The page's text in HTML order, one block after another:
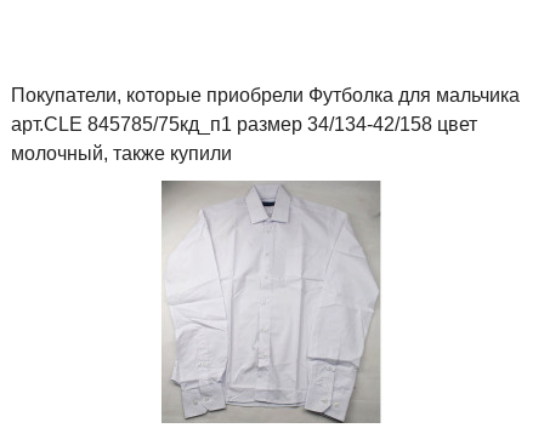
Покупатели, которые приобрели Футболка для мальчика
арт.CLE 845785/75кд_п1 размер 34/134-42/158 цвет
молочный, также купили